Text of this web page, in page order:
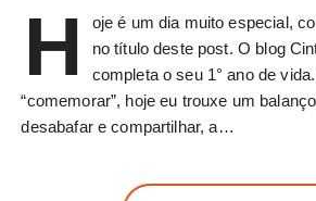
H
oje é um dia muito especial,
no título deste post. O blog
completa o seu 1° ano de
“comemorar”, hoje eu trouxe um
desabafar e compartilhar, a…